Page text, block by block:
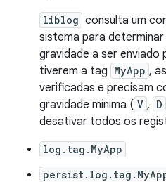
liblog consulta um
sistema para determinar
gravidade a ser enviado
tiverem a tag MyApp ,
verificadas e precisam
gravidade mínima ( V , D
desativar todos os
log.tag.MyApp